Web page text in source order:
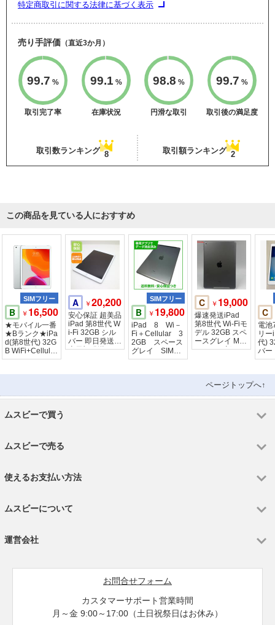
特定商取引に関する法律に基づく表示
売り手評価 （直近3か月）
99.7 %
取引完了率
99.1 %
在庫状況
98.8 %
円滑な取引
99.7 %
取引後の満足度
取引数ランキング 8 取引額ランキング 2
この商品を見ている人におすすめ
SIMフリー
B ￥16,500
★モバイル一番
★Bランク★iPa
d(第8世代) 32G
B WiFi+Cellular
シルバー
A ￥20,200
安心保証 超美品
iPad 第8世代 W
i-Fi 32GB シル
バー 即日発送
土日祝発送
SIMフリー
B ￥19,800
iPad 8 Wi－
Fi＋Cellular 3
2GB スペース
グレイ SIMフ
リー ソフトバ
C ￥19,000
爆速発送iPad
第8世代 Wi-Fiモ
デル 32GB スペ
ースグレイ MY
L92ZP/A 訳あり
C
電池
リ
代)
バー
ページトップへ↑
ムスビーで買う
ムスビーで売る
使えるお支払い方法
ムスビーについて
運営会社
お問合せフォーム
カスタマーサポート営業時間
月～金 9:00～17:00（土日祝祭日はお休み）